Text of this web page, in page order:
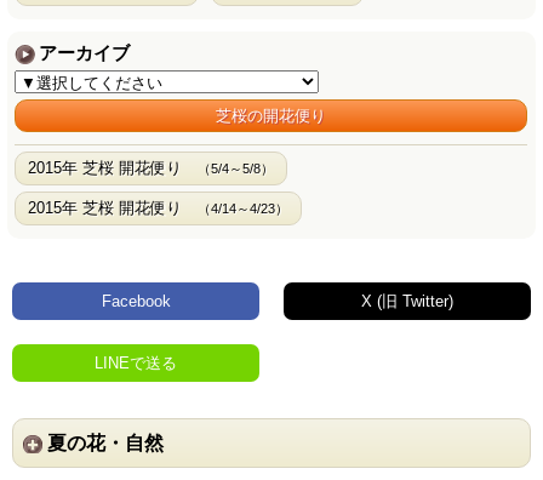
アーカイブ
芝桜の開花便り
2015年 芝桜 開花便り （5/4～5/8）
2015年 芝桜 開花便り （4/14～4/23）
Facebook X (旧 Twitter)
LINEで送る
夏の花・自然